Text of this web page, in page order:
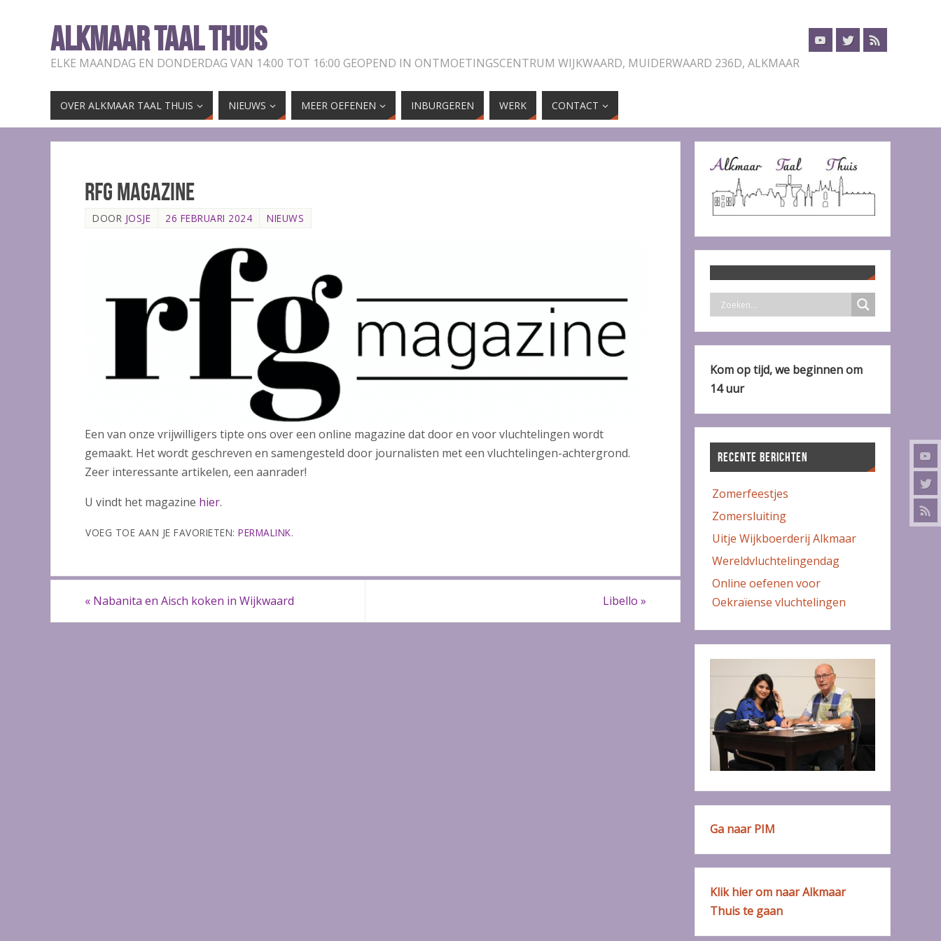
ALKMAAR TAAL THUIS
ELKE MAANDAG EN DONDERDAG VAN 14:00 TOT 16:00 GEOPEND IN ONTMOETINGSCENTRUM WIJKWAARD, MUIDERWAARD 236D, ALKMAAR
OVER ALKMAAR TAAL THUIS NIEUWS MEER OEFENEN INBURGEREN WERK CONTACT
RFG magazine
DOOR JOSJE 26 FEBRUARI 2024 NIEUWS
Een van onze vrijwilligers tipte ons over een online magazine dat door en voor vluchtelingen wordt
gemaakt. Het wordt geschreven en samengesteld door journalisten met een vluchtelingen-achtergrond.
Zeer interessante artikelen, een aanrader!
U vindt het magazine hier.
VOEG TOE AAN JE FAVORIETEN: PERMALINK.
« Nabanita en Aisch koken in Wijkwaard Libello »
Kom op tijd, we beginnen om
14 uur
RECENTE BERICHTEN
Zomerfeestjes
Zomersluiting
Uitje Wijkboerderij Alkmaar
Wereldvluchtelingendag
Online oefenen voor
Oekraïense vluchtelingen
Ga naar PIM
Klik hier om naar Alkmaar
Thuis te gaan